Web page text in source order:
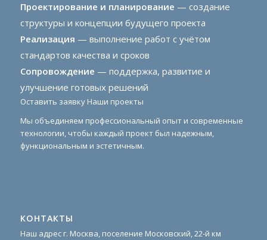
Проектирование и планирование — создание
структуры и концепции будущего проекта
Реализация — выполнение работ с учётом
стандартов качества и сроков
Сопровождение — поддержка, развитие и
улучшение готовых решений
Оставить заявку Наши проекты
Мы объединяем профессиональный опыт и современные
технологии, чтобы каждый проект был надежным,
функциональным и эстетичным.
КОНТАКТЫ
Наш адрес г. Москва, поселение Московский, 22-й км